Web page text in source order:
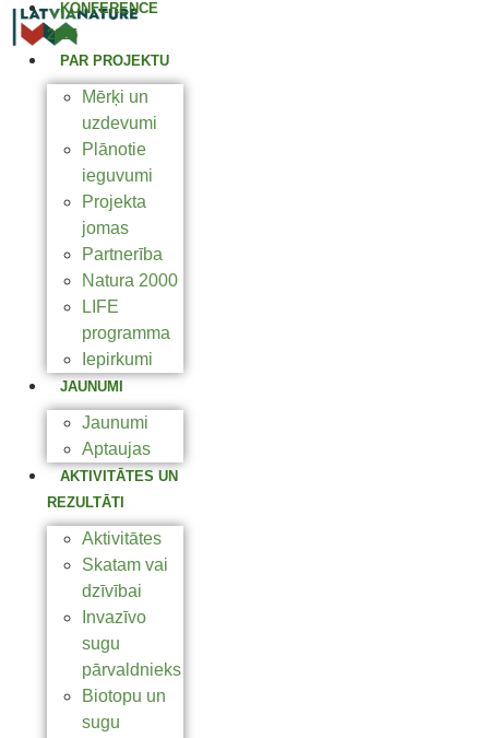
KONFERENCE
2025
PAR PROJEKTU
Mērķi un
uzdevumi
Plānotie
ieguvumi
Projekta
jomas
Partnerība
Natura 2000
LIFE
programma
Iepirkumi
JAUNUMI
Jaunumi
Aptaujas
AKTIVITĀTES UN
REZULTĀTI
Aktivitātes
Skatam vai
dzīvībai
Invazīvo
sugu
pārvaldnieks
Biotopu un
sugu